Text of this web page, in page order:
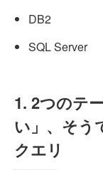
DB2
SQL Server
1. 2つのテ
い」、そう
クエリ